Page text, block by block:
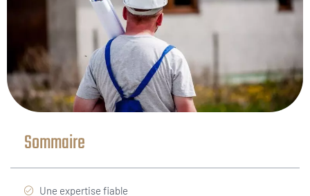
Sommaire
Une expertise fiable